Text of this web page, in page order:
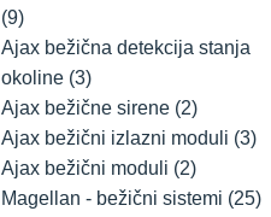
(9)
Ajax bežična detekcija stanja
okoline (3)
Ajax bežične sirene (2)
Ajax bežični izlazni moduli (3)
Ajax bežični moduli (2)
Magellan - bežični sistemi (25)